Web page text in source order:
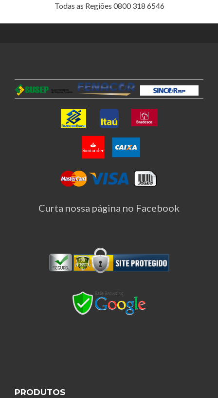
Todas as Regiões 0800 318 6546
Curta nossa página no Facebook
PRODUTOS